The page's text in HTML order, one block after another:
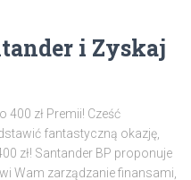
i Zyskaj
zł Premii! Cześć
fantastyczną okazję,
zł! Santander BP proponuje
Wam zarządzanie finansami,